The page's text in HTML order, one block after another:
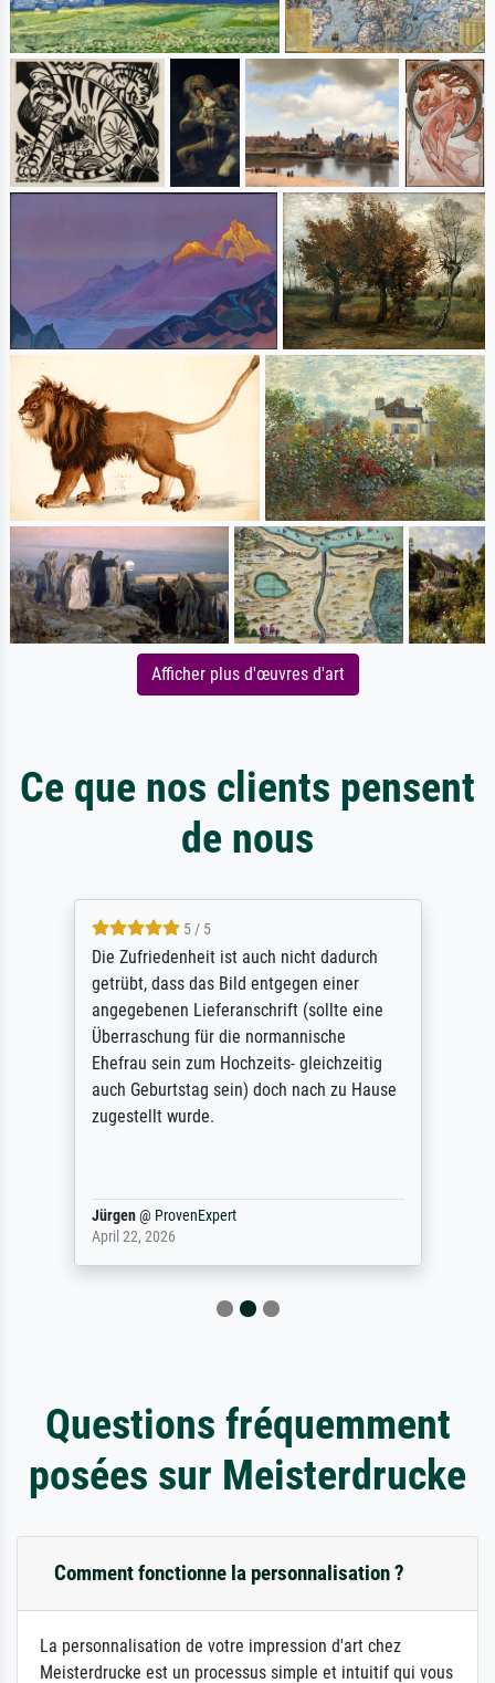
Afficher plus d'œuvres d'art
Ce que nos clients pensent
de nous
5 / 5
Die Zufriedenheit ist auch nicht dadurch
getrübt, dass das Bild entgegen einer
angegebenen Lieferanschrift (sollte eine
Überraschung für die normannische
Ehefrau sein zum Hochzeits- gleichzeitig
auch Geburtstag sein) doch nach zu Hause
zugestellt wurde.
Jürgen@ ProvenExpert
April 22, 2026
Questions fréquemment
posées sur Meisterdrucke
Comment fonctionne la personnalisation ?
La personnalisation de votre impression d'art chez
Meisterdrucke est un processus simple et intuitif qui vous